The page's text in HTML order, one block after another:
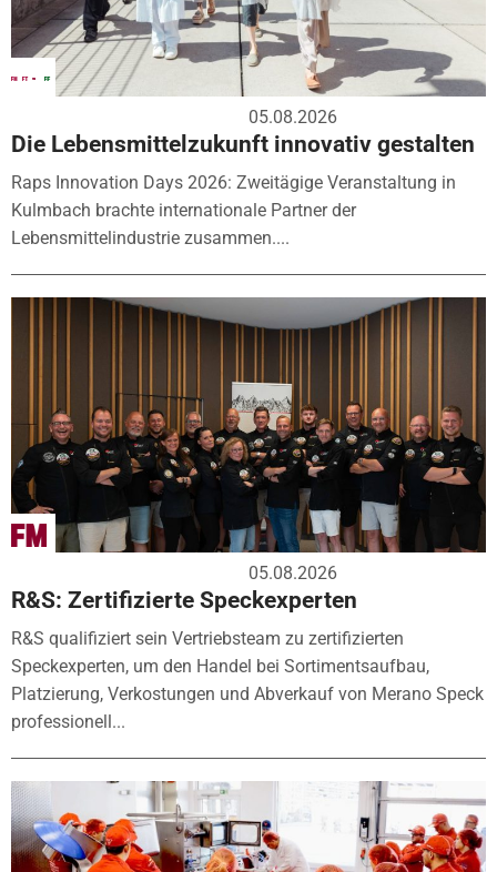
05.08.2026
Die Lebensmittelzukunft innovativ gestalten
Raps Innovation Days 2026: Zweitägige Veranstaltung in
Kulmbach brachte internationale Partner der
Lebensmittelindustrie zusammen....
05.08.2026
R&S: Zertifizierte Speckexperten
R&S qualifiziert sein Vertriebsteam zu zertifizierten
Speckexperten, um den Handel bei Sortimentsaufbau,
Platzierung, Verkostungen und Abverkauf von Merano Speck
professionell...